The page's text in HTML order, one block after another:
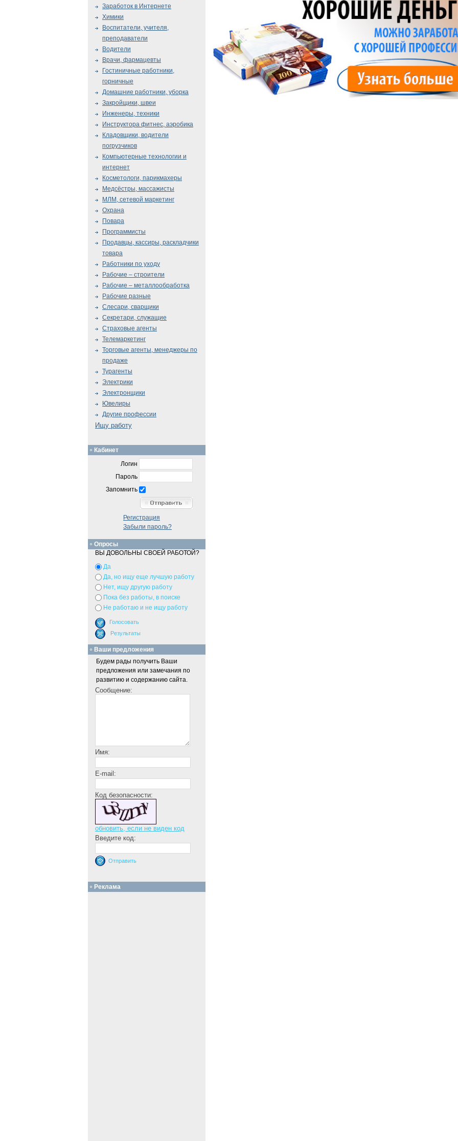
Заработок в Интернете
Химики
Воспитатели, учителя,
преподаватели
Водители
Врачи, фармацевты
Гостиничные работники,
горничные
Домашние работники, уборка
Закройщики, швеи
Инженеры, техники
Инструктора фитнес, аэробика
Кладовщики, водители
погрузчиков
Компьютерные технологии и
интернет
Косметологи, парикмахеры
Медсёстры, массажисты
МЛМ, сетевой маркетинг
Охрана
Повара
Программисты
Продавцы, кассиры, раскладчики
товара
Работники по уходу
Рабочие – строители
Рабочие – металлообработка
Рабочие разные
Слесари, сварщики
Секретари, служащие
Страховые агенты
Телемаркетинг
Торговые агенты, менеджеры по
продаже
Турагенты
Электрики
Электронщики
Ювелиры
Другие профессии
Ищу работу
Кабинет
Логин
Пароль
Запомнить
Регистрация
Забыли пароль?
Опросы
ВЫ ДОВОЛЬНЫ СВОЕЙ РАБОТОЙ?
Да
Да, но ищу еще лучшую работу
Нет, ищу другую работу
Пока без работы, в поиске
Не работаю и не ищу работу
Ваши предложения
Будем рады получить Ваши
предложения или замечания по
развитию и содержанию сайта.
Сообщение:
Имя:
E-mail:
Код безопасности:
обновить, если не виден код
Введите код:
Реклама